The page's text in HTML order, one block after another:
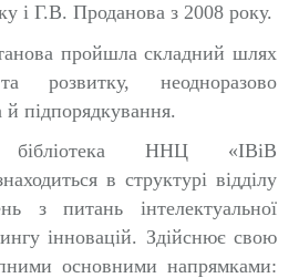
і Г.В. Проданова з 2008 року.
пройшла складний шлях
розвитку, неодноразово
й підпорядкування.
бібліотека ННЦ «ІВіВ
в структурі відділу
з питань інтелектуальної
інновацій. Здійснює свою
основними напрямками: